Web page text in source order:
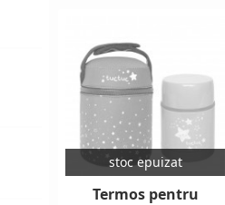
stoc epuizat
Termos pentru